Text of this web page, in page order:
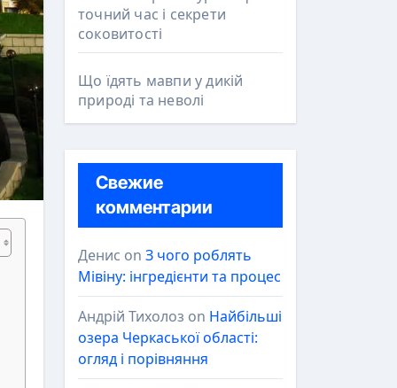
точний час і секрети
соковитості
Що їдять мавпи у дикій
природі та неволі
Свежие
комментарии
Денис on З чого роблять
Мівіну: інгредієнти та процес
Андрій Тихолоз on Найбільші
озера Черкаської області:
огляд і порівняння